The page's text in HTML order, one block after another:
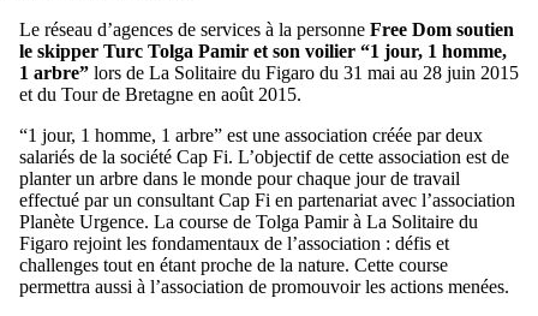
Le réseau d’agences de services à la personne Free Dom soutien
le skipper Turc Tolga Pamir et son voilier “1 jour, 1 homme,
1 arbre” lors de La Solitaire du Figaro du 31 mai au 28 juin 2015
et du Tour de Bretagne en août 2015.
“1 jour, 1 homme, 1 arbre” est une association créée par deux
salariés de la société Cap Fi. L’objectif de cette association est de
planter un arbre dans le monde pour chaque jour de travail
effectué par un consultant Cap Fi en partenariat avec l’association
Planète Urgence. La course de Tolga Pamir à La Solitaire du
Figaro rejoint les fondamentaux de l’association : défis et
challenges tout en étant proche de la nature. Cette course
permettra aussi à l’association de promouvoir les actions menées.